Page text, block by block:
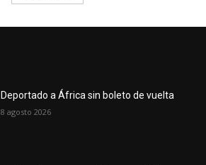
Deportado a África sin boleto de vuelta
8 agosto 2026